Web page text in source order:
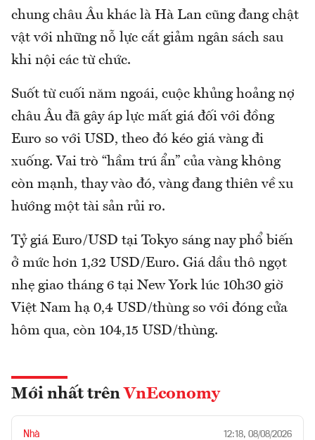
chung châu Âu khác là Hà Lan cũng đang chật
vật với những nỗ lực cắt giảm ngân sách sau
khi nội các từ chức.
Suốt từ cuối năm ngoái, cuộc khủng hoảng nợ
châu Âu đã gây áp lực mất giá đối với đồng
Euro so với USD, theo đó kéo giá vàng đi
xuống. Vai trò “hầm trú ẩn” của vàng không
còn mạnh, thay vào đó, vàng đang thiên về xu
hướng một tài sản rủi ro.
Tỷ giá Euro/USD tại Tokyo sáng nay phổ biến
ở mức hơn 1,32 USD/Euro. Giá dầu thô ngọt
nhẹ giao tháng 6 tại New York lúc 10h30 giờ
Việt Nam hạ 0,4 USD/thùng so với đóng cửa
hôm qua, còn 104,15 USD/thùng.
Mới nhất trên VnEconomy
Nhà 12:18, 08/08/2026